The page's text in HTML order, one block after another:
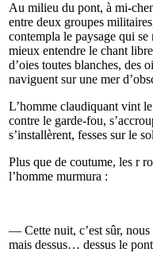
Au milieu du pont, à mi-
entre deux groupes
contempla le paysage qui
mieux entendre le chant
d’oies toutes blanches, des
naviguent sur une mer
L’homme claudiquant vint
contre le garde-fou,
s’installèrent, fesses sur le
Plus que de coutume, les r
l’homme murmura :
— Cette nuit, c’est sûr, nous
mais dessus… dessus le